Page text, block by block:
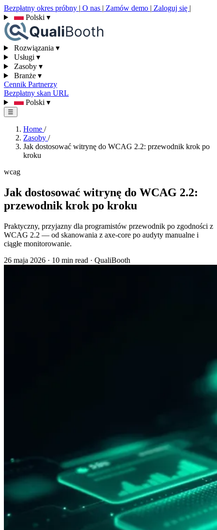
Bezpłatny okres próbny | O nas | Zamów demo | Zaloguj się |
Polski ▾
Rozwiązania ▾
Usługi ▾
Zasoby ▾
Branże ▾
Cennik Partnerzy
Bezpłatny skan URL
Polski ▾
☰
Home /
Zasoby /
Jak dostosować witrynę do WCAG 2.2: przewodnik krok po
kroku
wcag
Jak dostosować witrynę do WCAG 2.2:
przewodnik krok po kroku
Praktyczny, przyjazny dla programistów przewodnik po zgodności z
WCAG 2.2 — od skanowania z axe-core po audyty manualne i
ciągłe monitorowanie.
26 maja 2026 · 10 min read · QualiBooth